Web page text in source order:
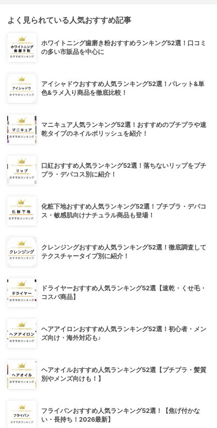
よく見られている人気おすすめ記事
ホワイトニング歯磨き粉おすすめランキング52選！口コミ
の多い市販品を中心に
アイシャドウおすすめ人気ランキング52選！パレット&単
色&ラメ入り商品を徹底比較！
マニキュア人気ランキング52選！おすすめのプチプラや速
乾タイプのネイルポリッシュを紹介！
口紅おすすめ人気ランキング52選！落ちないリップをプチ
プラ・デパコス別に紹介！
化粧下地おすすめ人気ランキング52選！プチプラ・デパコ
ス・敏感肌向けナチュラル商品も登場！
クレンジングおすすめ人気ランキング52選！徹底調査して
テクスチャータイプ別に紹介！
ドライヤーおすすめ人気ランキング52選【速乾・くせ毛・
コスパ商品】
ヘアアイロンおすすめ人気ランキング52選！初心者・メン
ズ向け・海外対応も♪
ヘアオイルおすすめ人気ランキング52選【プチプラ・髪質
別やメンズ向けも！】
フライパンおすすめ人気ランキング52選！【焦げ付かな
い・長持ち！2026最新】